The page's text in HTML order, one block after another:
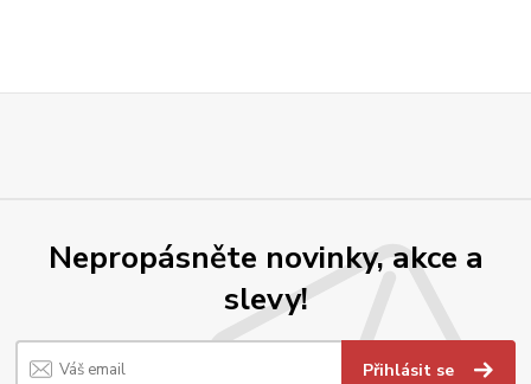
Nepropásněte novinky, akce a
slevy!
Přihlásit se